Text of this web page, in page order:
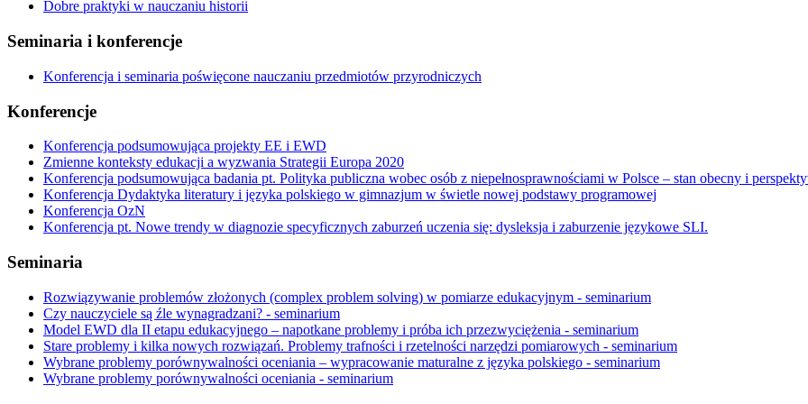
Dobre praktyki w nauczaniu historii
Seminaria i konferencje
Konferencja i seminaria poświęcone nauczaniu przedmiotów przyrodniczych
Konferencje
Konferencja podsumowująca projekty EE i EWD
Zmienne konteksty edukacji a wyzwania Strategii Europa 2020
Konferencja podsumowująca badania pt. Polityka publiczna wobec osób z niepełnosprawnościami w Polsce – stan obecny i
Konferencja Dydaktyka literatury i języka polskiego w gimnazjum w świetle nowej podstawy programowej
Konferencja OzN
Konferencja pt. Nowe trendy w diagnozie specyficznych zaburzeń uczenia się: dysleksja i zaburzenie językowe SLI.
Seminaria
Rozwiązywanie problemów złożonych (complex problem solving) w pomiarze edukacyjnym - seminarium
Czy nauczyciele są źle wynagradzani? - seminarium
Model EWD dla II etapu edukacyjnego – napotkane problemy i próba ich przezwyciężenia - seminarium
Stare problemy i kilka nowych rozwiązań. Problemy trafności i rzetelności narzędzi pomiarowych - seminarium
Wybrane problemy porównywalności oceniania – wypracowanie maturalne z języka polskiego - seminarium
Wybrane problemy porównywalności oceniania - seminarium